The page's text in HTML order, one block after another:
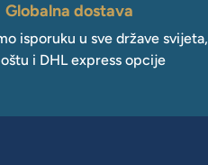
Globalna dostava
isporuku u sve države svijeta,
i DHL express opcije